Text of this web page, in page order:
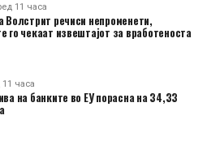
11 часа
Волстрит речиси непроменети,
го чекаат извештајот за вработеноста
11 часа
на банките во ЕУ порасна на 34,33